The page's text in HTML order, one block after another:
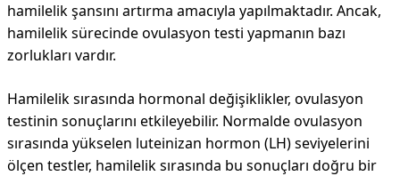
hamilelik şansını artırma amacıyla yapılmaktadır. Ancak,
hamilelik sürecinde ovulasyon testi yapmanın bazı
zorlukları vardır.
Hamilelik sırasında hormonal değişiklikler, ovulasyon
testinin sonuçlarını etkileyebilir. Normalde ovulasyon
sırasında yükselen luteinizan hormon (LH) seviyelerini
ölçen testler, hamilelik sırasında bu sonuçları doğru bir